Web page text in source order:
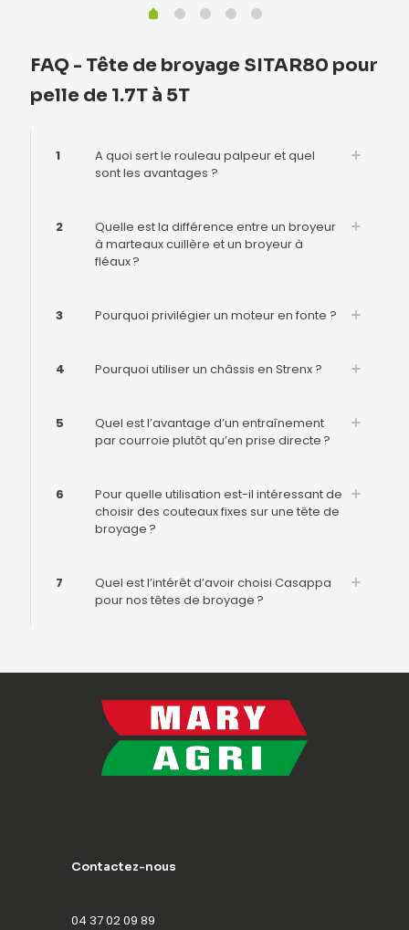
FAQ - Tête de broyage SITAR80 pour
pelle de 1.7T à 5T
1
A quoi sert le rouleau palpeur et quel
sont les avantages ?
2
Quelle est la différence entre un broyeur
à marteaux cuillère et un broyeur à
fléaux ?
3 Pourquoi privilégier un moteur en fonte ?
4 Pourquoi utiliser un châssis en Strenx ?
5
Quel est l’avantage d’un entraînement
par courroie plutôt qu’en prise directe ?
6
Pour quelle utilisation est-il intéressant de
choisir des couteaux fixes sur une tête de
broyage ?
7
Quel est l’intérêt d’avoir choisi Casappa
pour nos têtes de broyage ?
Contactez-nous
04 37 02 09 89